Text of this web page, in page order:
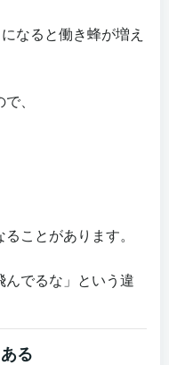
なると働き蜂が増え
、
ことがあります。
でるな」という違
る